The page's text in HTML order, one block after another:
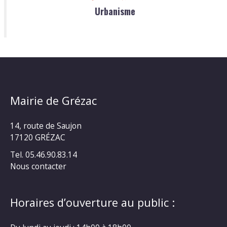
Urbanisme
Mairie de Grézac
14, route de Saujon
17120 GRÉZAC
Tel. 05.46.90.83.14
Nous contacter
Horaires d’ouverture au public :